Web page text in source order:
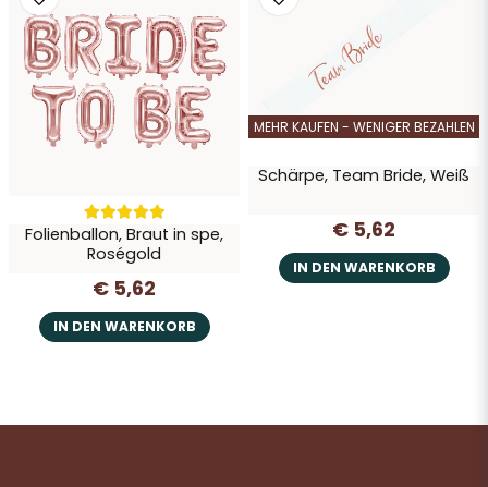
Folienballon, Braut in spe,
Roségold
€ 5,62
IN DEN WARENKORB
MEHR KAUFEN - WENIGER BEZAHLEN
Schärpe, Team Bride, Weiß
€ 5,62
IN DEN WARENKORB